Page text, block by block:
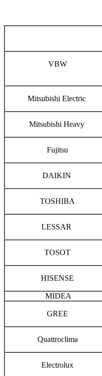
VBW
Mitsubishi Electric
Mitsubishi Heavy
Fujitsu
DAIKIN
TOSHIBA
LESSAR
TOSOT
HISENSE
MIDEA
GREE
Quattroclima
Electrolux